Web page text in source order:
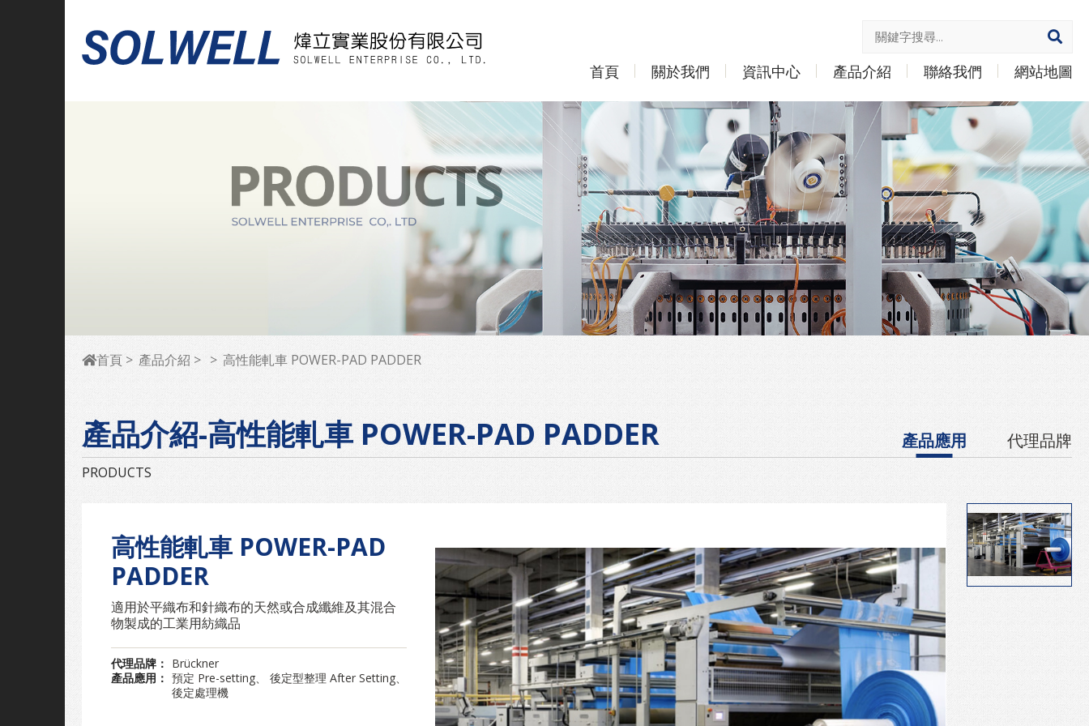
首頁 關於我們 資訊中心 產品介紹 聯絡我們 網站地圖
首頁 產品介紹 高性能軋車 POWER-PAD PADDER
產品介紹-高性能軋車 POWER-PAD PADDER 產品應用 代理品牌
PRODUCTS
高性能軋車 POWER-PAD
PADDER
適用於平織布和針織布的天然或合成纖維及其混合
物製成的工業用紡織品
代理品牌： Brückner
產品應用： 預定 Pre-setting、 後定型整理 After Setting、
後定處理機